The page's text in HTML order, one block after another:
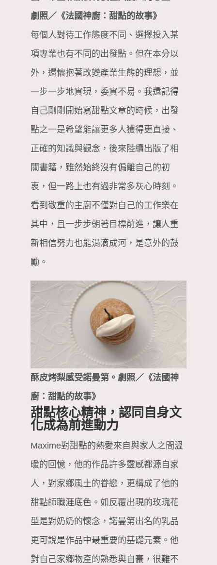
劇照／《法國神廚：甜點的故事》
每個人對待工作態度不同、選擇投入某
項專業也有不同的出發點。但在本分以
外，還懷抱著改變產業生態的理想，並
一步一步地實現，委實不易。我還記得
自己剛剛開始寫甜點文章的時候，出發
點之一是希望能讓更多人獲得更直接、
正確的知識與觀念，後來陸續出版了相
關書籍，雖然始終沒有偏離自己的初
衷，但一路上也有過非常多灰心時刻。
看到敬重的主廚不僅對自己的工作樂在
其中，且一步步朝著目標前進，讓人重
新相信努力也能涓滴成河，是意外的鼓
勵。
酥皮烤梨感受諾曼第。劇照／《法國神
廚：甜點的故事》
甜點核心精神，認同自身文
化成為前進動力
Maxime對甜點的熱愛來自與家人之間溫
暖的回憶，他的作品許多靈感都源自家
人，對家鄉風土的眷戀，更構成了他的
甜點師職涯底色。如反覆出現的玫瑰花
型是對奶奶的懷念，諾曼第出名的乳品
更可說是作品中最重要的基礎元素。他
對自己家鄉物產的熟悉與自豪，很難不